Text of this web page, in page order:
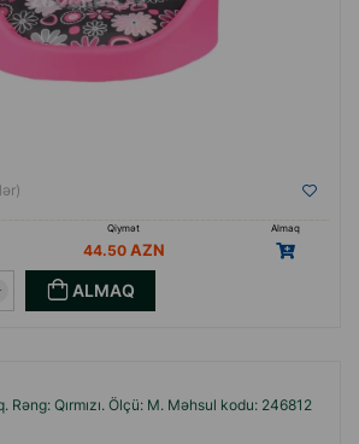
Qiymət
Almaq
44.50
ALMAQ
Qırmızı. Ölçü: M. Məhsul kodu: 246812